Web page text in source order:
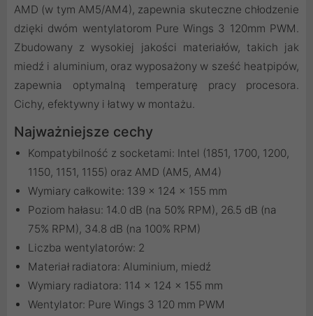
AMD (w tym AM5/AM4), zapewnia skuteczne chłodzenie
dzięki dwóm wentylatorom Pure Wings 3 120mm PWM.
Zbudowany z wysokiej jakości materiałów, takich jak
miedź i aluminium, oraz wyposażony w sześć heatpipów,
zapewnia optymalną temperaturę pracy procesora.
Cichy, efektywny i łatwy w montażu.
Najważniejsze cechy
Kompatybilność z socketami: Intel (1851, 1700, 1200,
1150, 1151, 1155) oraz AMD (AM5, AM4)
Wymiary całkowite: 139 x 124 x 155 mm
Poziom hałasu: 14.0 dB (na 50% RPM), 26.5 dB (na
75% RPM), 34.8 dB (na 100% RPM)
Liczba wentylatorów: 2
Materiał radiatora: Aluminium, miedź
Wymiary radiatora: 114 x 124 x 155 mm
Wentylator: Pure Wings 3 120 mm PWM